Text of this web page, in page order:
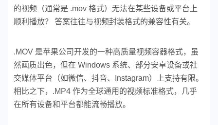
的视频（通常是 .mov 格式）无法在某些设备或平台上
顺利播放？ 答案往往与视频封装格式的兼容性有关。
.MOV 是苹果公司开发的一种高质量视频容器格式，虽
然画质出色，但在 Windows 系统、部分安卓设备或社
交媒体平台（如微信、抖音、Instagram）上支持有限。
相比之下，.MP4 作为全球通用的视频标准格式，几乎
在所有设备和平台都能流畅播放。